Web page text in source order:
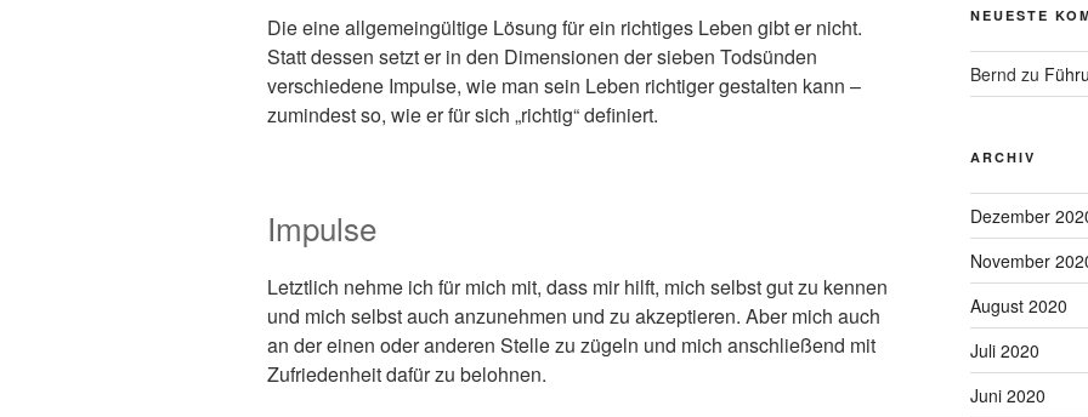
Die eine allgemeingültige Lösung für ein richtiges Leben gibt er nicht.
Statt dessen setzt er in den Dimensionen der sieben Todsünden
verschiedene Impulse, wie man sein Leben richtiger gestalten kann –
zumindest so, wie er für sich „richtig“ definiert.
Impulse
Letztlich nehme ich für mich mit, dass mir hilft, mich selbst gut zu kennen
und mich selbst auch anzunehmen und zu akzeptieren. Aber mich auch
an der einen oder anderen Stelle zu zügeln und mich anschließend mit
Zufriedenheit dafür zu belohnen.
NEUESTE
Bernd zu
ARCHIV
Dezember
November
August 2020
Juli 2020
Juni 2020